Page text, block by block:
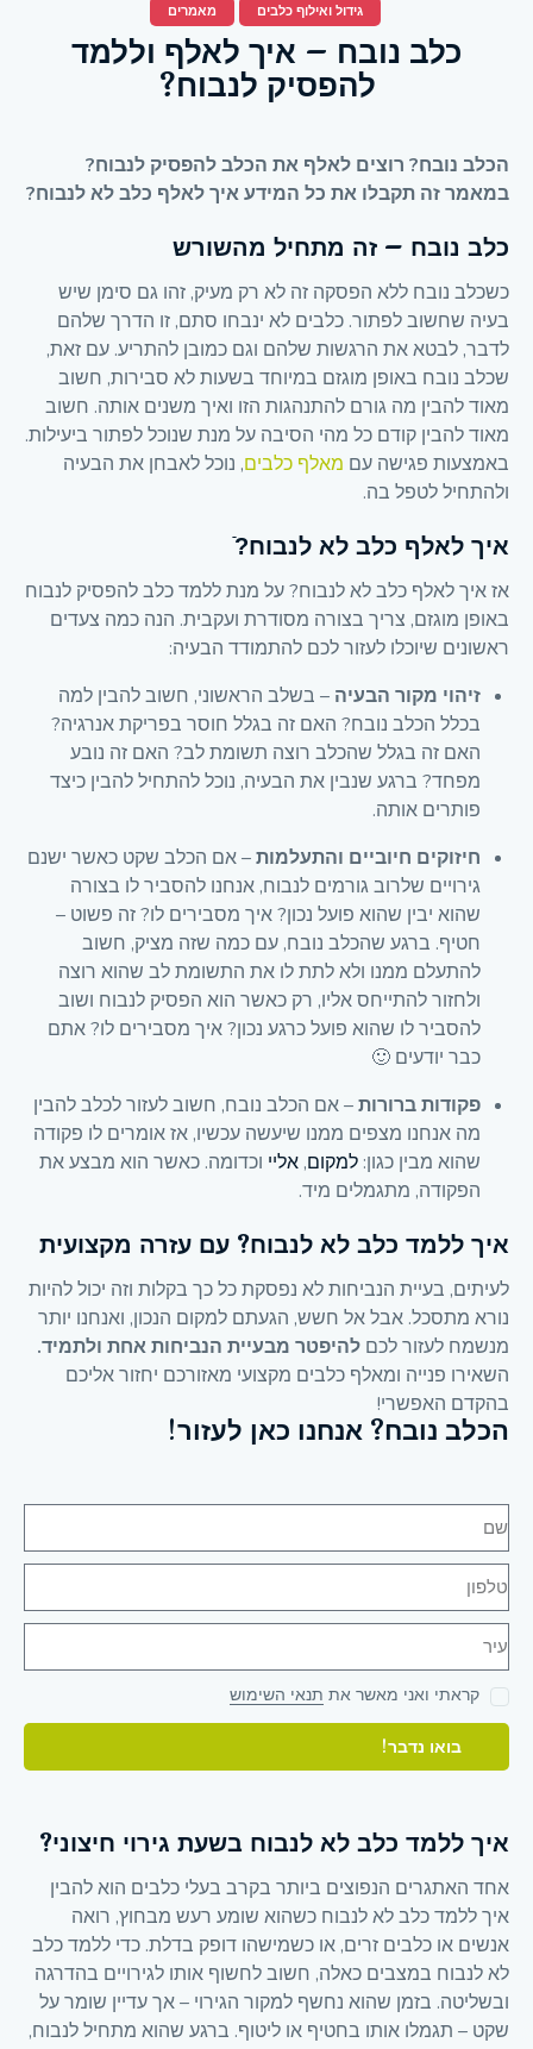
גידול ואילוף כלבים מאמרים
כלב נובח – איך לאלף וללמד
להפסיק לנבוח?
הכלב נובח? רוצים לאלף את הכלב להפסיק לנבוח?
במאמר זה תקבלו את כל המידע איך לאלף כלב לא לנבוח?
כלב נובח – זה מתחיל מהשורש
כשכלב נובח ללא הפסקה זה לא רק מעיק, זהו גם סימן שיש
בעיה שחשוב לפתור. כלבים לא ינבחו סתם, זו הדרך שלהם
לדבר, לבטא את הרגשות שלהם וגם כמובן להתריע. עם זאת,
שכלב נובח באופן מוגזם במיוחד בשעות לא סבירות, חשוב
מאוד להבין מה גורם להתנהגות הזו ואיך משנים אותה. חשוב
מאוד להבין קודם כל מהי הסיבה על מנת שנוכל לפתור ביעילות.
באמצעות פגישה עם מאלף כלבים, נוכל לאבחן את הבעיה
ולהתחיל לטפל בה.
איך לאלף כלב לא לנבוח?ֿ
אז איך לאלף כלב לא לנבוח? על מנת ללמד כלב להפסיק לנבוח
באופן מוגזם, צריך בצורה מסודרת ועקבית. הנה כמה צעדים
ראשונים שיוכלו לעזור לכם להתמודד הבעיה:
זיהוי מקור הבעיה – בשלב הראשוני, חשוב להבין למה
בכלל הכלב נובח? האם זה בגלל חוסר בפריקת אנרגיה?
האם זה בגלל שהכלב רוצה תשומת לב? האם זה נובע
מפחד? ברגע שנבין את הבעיה, נוכל להתחיל להבין כיצד
פותרים אותה.
חיזוקים חיוביים והתעלמות– אם הכלב שקט כאשר ישנם
גירויים שלרוב גורמים לנבוח, אנחנו להסביר לו בצורה
שהוא יבין שהוא פועל נכון? איך מסבירים לו? זה פשוט –
חטיף. ברגע שהכלב נובח, עם כמה שזה מציק, חשוב
להתעלם ממנו ולא לתת לו את התשומת לב שהוא רוצה
ולחזור להתייחס אליו, רק כאשר הוא הפסיק לנבוח ושוב
להסביר לו שהוא פועל כרגע נכון? איך מסבירים לו? אתם
כבר יודעים 🙂
פקודות ברורות– אם הכלב נובח, חשוב לעזור לכלב להבין
מה אנחנו מצפים ממנו שיעשה עכשיו, אז אומרים לו פקודה
שהוא מבין כגון: למקום, אליי וכדומה. כאשר הוא מבצע את
הפקודה, מתגמלים מיד.
איך ללמד כלב לא לנבוח? עם עזרה מקצועית
לעיתים, בעיית הנביחות לא נפסקת כל כך בקלות וזה יכול להיות
נורא מתסכל. אבל אל חשש, הגעתם למקום הנכון, ואנחנו יותר
מנשמח לעזור לכם להיפטר מבעיית הנביחות אחת ולתמיד.
השאירו פנייה ומאלף כלבים מקצועי מאזורכם יחזור אליכם
בהקדם האפשרי!
הכלב נובח? אנחנו כאן לעזור!
קראתי ואני מאשר את תנאי השימוש
בואו נדבר!
איך ללמד כלב לא לנבוח בשעת גירוי חיצוני?
אחד האתגרים הנפוצים ביותר בקרב בעלי כלבים הוא להבין
איך ללמד כלב לא לנבוח כשהוא שומע רעש מבחוץ, רואה
אנשים או כלבים זרים, או כשמישהו דופק בדלת. כדי ללמד כלב
לא לנבוח במצבים כאלה, חשוב לחשוף אותו לגירויים בהדרגה
ובשליטה. בזמן שהוא נחשף למקור הגירוי – אך עדיין שומר על
שקט – תגמלו אותו בחטיף או ליטוף. ברגע שהוא מתחיל לנבוח,